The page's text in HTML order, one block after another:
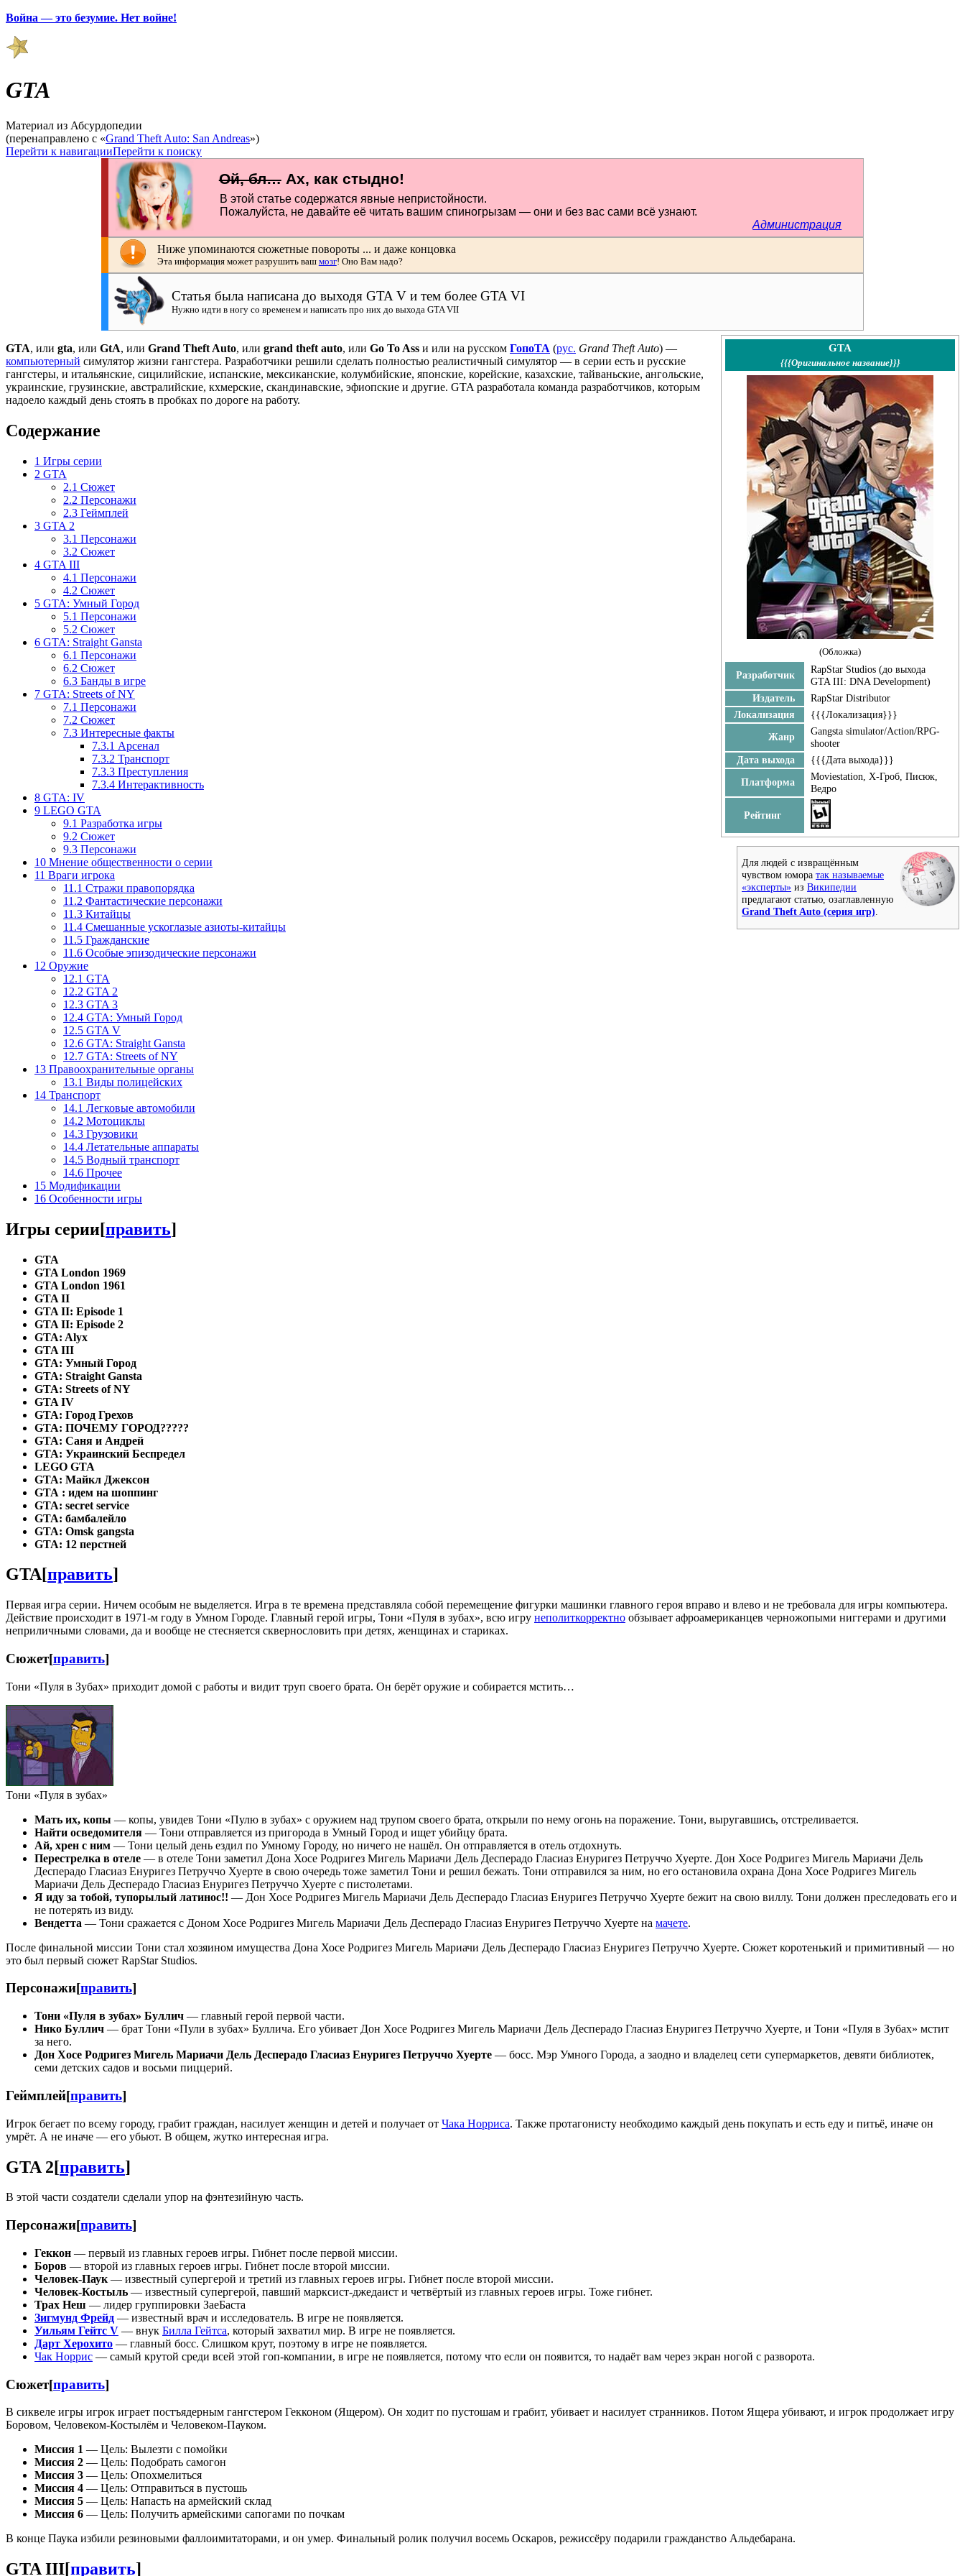
Война — это безумие. Нет войне!
GTA
Материал из Абсурдопедии
(перенаправлено с «Grand Theft Auto: San Andreas»)
Перейти к навигацииПерейти к поиску
Ой, бл…Ах, как стыдно!
В этой статье содержатся явные непристойности.
По­жа­лу­йс­та, не давайте её читать вашим спиногрызам — они и без вас сами всё узнают.
Администрация
Ниже упоминаются сюжетные повороты ... и даже концовка
Эта информация может разрушить ваш мозг! Оно Вам надо?
Статья была написана до выходя GTA V и тем более GTA VI
Нужно идти в ногу со временем и написать про них до выхода GTA VII
GTA
{{{Оригинальное название}}}
(Обложка)
Разработчик
RapStar Studios (до выхода
GTA III: DNA Development)
Издатель
RapStar Distributor
Локализация
{{{Локализация}}}
Жанр
Gangsta simulator/Action/RPG-
shooter
Дата выхода
{{{Дата выхода}}}
Платформа
Moviestation, Х-Гроб, Писюк,
Ведро
Рейтинг
Для людей с извращённым
чувством юмора так называемые
«эксперты» из Википедии
предлагают статью, озаглавленную
Grand Theft Auto (серия игр)
GTA, или gta, или GtA, или Grand Theft Auto, или grand theft auto, или Go To Ass и или на русском ГопоТА (рус. Grand Theft Auto) —
компьютерный симулятор жизни гангстера. Разработчики решили сделать полностью реалистичный симулятор — в серии есть и русские
гангстеры, и итальянские, сицилийские, испанские, мексиканские, колумбийские, японские, корейские, казахские, тайваньские, ангольские,
украинские, грузинские, австралийские, кхмерские, скандинавские, эфиопские и другие. GTA разработала команда разработчиков, которым
надоело каждый день стоять в пробках по дороге на работу.
Содержание
1 Игры серии
2 GTA
2.1 Сюжет
2.2 Персонажи
2.3 Геймплей
3 GTA 2
3.1 Персонажи
3.2 Сюжет
4 GTA III
4.1 Персонажи
4.2 Сюжет
5 GTA: Умный Город
5.1 Персонажи
5.2 Сюжет
6 GTA: Straight Gansta
6.1 Персонажи
6.2 Сюжет
6.3 Банды в игре
7 GTA: Streets of NY
7.1 Персонажи
7.2 Сюжет
7.3 Интересные факты
7.3.1 Арсенал
7.3.2 Транспорт
7.3.3 Преступления
7.3.4 Интерактивность
8 GTA: IV
9 LEGO GTA
9.1 Разработка игры
9.2 Сюжет
9.3 Персонажи
10 Мнение общественности о серии
11 Враги игрока
11.1 Стражи правопорядка
11.2 Фантастические персонажи
11.3 Китайцы
11.4 Смешанные ускоглазые азиоты-китайцы
11.5 Гражданские
11.6 Особые эпизодические персонажи
12 Оружие
12.1 GTA
12.2 GTA 2
12.3 GTA 3
12.4 GTA: Умный Город
12.5 GTA V
12.6 GTA: Straight Gansta
12.7 GTA: Streets of NY
13 Правоохранительные органы
13.1 Виды полицейских
14 Транспорт
14.1 Легковые автомобили
14.2 Мотоциклы
14.3 Грузовики
14.4 Летательные аппараты
14.5 Водный транспорт
14.6 Прочее
15 Модификации
16 Особенности игры
Игры серии[править]
GTA
GTA London 1969
GTA London 1961
GTA II
GTA II: Episode 1
GTA II: Episode 2
GTA: Alyx
GTA III
GTA: Умный Город
GTA: Straight Gansta
GTA: Streets of NY
GTA IV
GTA: Город Грехов
GTA: ПОЧЕМУ ГОРОД?????
GTA: Саня и Андрей
GTA: Украинский Беспредел
LEGO GTA
GTA: Майкл Джексон
GTA : идем на шоппинг
GTA: secret service
GTA: бамбалейло
GTA: Omsk gangsta
GTA: 12 перстней
GTA[править]
Первая игра серии. Ничем особым не выделяется. Игра в те времена представляла собой перемещение фигурки машинки главного героя вправо и влево и не требовала для игры компьютера.
Действие происходит в 1971-м году в Умном Городе. Главный герой игры, Тони «Пуля в зубах», всю игру неполиткорректно обзывает афроамериканцев черножопыми ниггерами и другими
неприличными словами, да и вообще не стесняется сквернословить при детях, женщинах и стариках.
Сюжет[править]
Тони «Пуля в Зубах» приходит домой с работы и видит труп своего брата. Он берёт оружие и собирается мстить…
Тони «Пуля в зубах»
Мать их, копы — копы, увидев Тони «Пулю в зубах» с оружием над трупом своего брата, открыли по нему огонь на поражение. Тони, выругавшись, отстреливается.
Найти осведомителя — Тони отправляется из пригорода в Умный Город и ищет убийцу брата.
Ай, хрен с ним — Тони целый день ездил по Умному Городу, но ничего не нашёл. Он отправляется в отель отдохнуть.
Перестрелка в отеле — в отеле Тони заметил Дона Хосе Родригез Мигель Мариачи Дель Десперадо Гласиаз Енуригез Петруччо Хуерте. Дон Хосе Родригез Мигель Мариачи Дель
Десперадо Гласиаз Енуригез Петруччо Хуерте в свою очередь тоже заметил Тони и решил бежать. Тони отправился за ним, но его остановила охрана Дона Хосе Родригез Мигель
Мариачи Дель Десперадо Гласиаз Енуригез Петруччо Хуерте с пистолетами.
Я иду за тобой, тупорылый латинос!! — Дон Хосе Родригез Мигель Мариачи Дель Десперадо Гласиаз Енуригез Петруччо Хуерте бежит на свою виллу. Тони должен преследовать его и
не потерять из виду.
Вендетта — Тони сражается с Доном Хосе Родригез Мигель Мариачи Дель Десперадо Гласиаз Енуригез Петруччо Хуерте на мачете.
После финальной миссии Тони стал хозяином имущества Дона Хосе Родригез Мигель Мариачи Дель Десперадо Гласиаз Енуригез Петруччо Хуерте. Сюжет коротенький и примитивный — но
это был первый сюжет RapStar Studios.
Персонажи[править]
Тони «Пуля в зубах» Буллич — главный герой первой части.
Нико Буллич — брат Тони «Пули в зубах» Буллича. Его убивает Дон Хосе Родригез Мигель Мариачи Дель Десперадо Гласиаз Енуригез Петруччо Хуерте, и Тони «Пуля в Зубах» мстит
за него.
Дон Хосе Родригез Мигель Мариачи Дель Десперадо Гласиаз Енуригез Петруччо Хуерте — босс. Мэр Умного Города, а заодно и владелец сети супермаркетов, девяти библиотек,
семи детских садов и восьми пиццерий.
Геймплей[править]
Игрок бегает по всему городу, грабит граждан, насилует женщин и детей и получает от Чака Норриса. Также протагонисту необходимо каждый день покупать и есть еду и питьё, иначе он
умрёт. А не иначе — его убьют. В общем, жутко интересная игра.
GTA 2[править]
В этой части создатели сделали упор на фэнтезийную часть.
Персонажи[править]
Геккон — первый из главных героев игры. Гибнет после первой миссии.
Боров — второй из главных героев игры. Гибнет после второй миссии.
Человек-Паук — известный супергерой и третий из главных героев игры. Гибнет после второй миссии.
Человек-Костыль — известный супергерой, павший марксист-джедаист и четвёртый из главных героев игры. Тоже гибнет.
Трах Неш — лидер группировки ЗаеБаста
Зигмунд Фрейд — известный врач и исследователь. В игре не появляется.
Уильям Гейтс V — внук Билла Гейтса, который захватил мир. В игре не появляется.
Дарт Херохито — главный босс. Слишком крут, поэтому в игре не появляется.
Чак Норрис — самый крутой среди всей этой гоп-компании, в игре не появляется, потому что если он появится, то надаёт вам через экран ногой с разворота.
Сюжет[править]
В сиквеле игры игрок играет постъядерным гангстером Гекконом (Ящером). Он ходит по пустошам и грабит, убивает и насилует странников. Потом Ящера убивают, и игрок продолжает игру
Боровом, Человеком-Костылём и Человеком-Пауком.
Миссия 1 — Цель: Вылезти с помойки
Миссия 2 — Цель: Подобрать самогон
Миссия 3 — Цель: Опохмелиться
Миссия 4 — Цель: Отправиться в пустошь
Миссия 5 — Цель: Напасть на армейский склад
Миссия 6 — Цель: Получить армейскими сапогами по почкам
В конце Паука избили резиновыми фаллоимитаторами, и он умер. Финальный ролик получил восемь Оскаров, режиссёру подарили гражданство Альдебарана.
GTA III[править]